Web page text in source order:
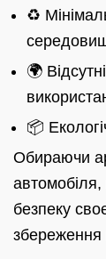
♻️
🌍
📦
Обираючи
безпеку